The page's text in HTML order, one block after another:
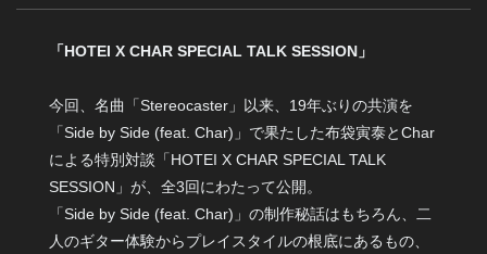
「HOTEI X CHAR SPECIAL TALK SESSION」
今回、名曲「Stereocaster」以来、19年ぶりの共演を
「Side by Side (feat. Char)」で果たした布袋寅泰とChar
による特別対談「HOTEI X CHAR SPECIAL TALK
SESSION」が、全3回にわたって公開。
「Side by Side (feat. Char)」の制作秘話はもちろん、二
人のギター体験からプレイスタイルの根底にあるもの、